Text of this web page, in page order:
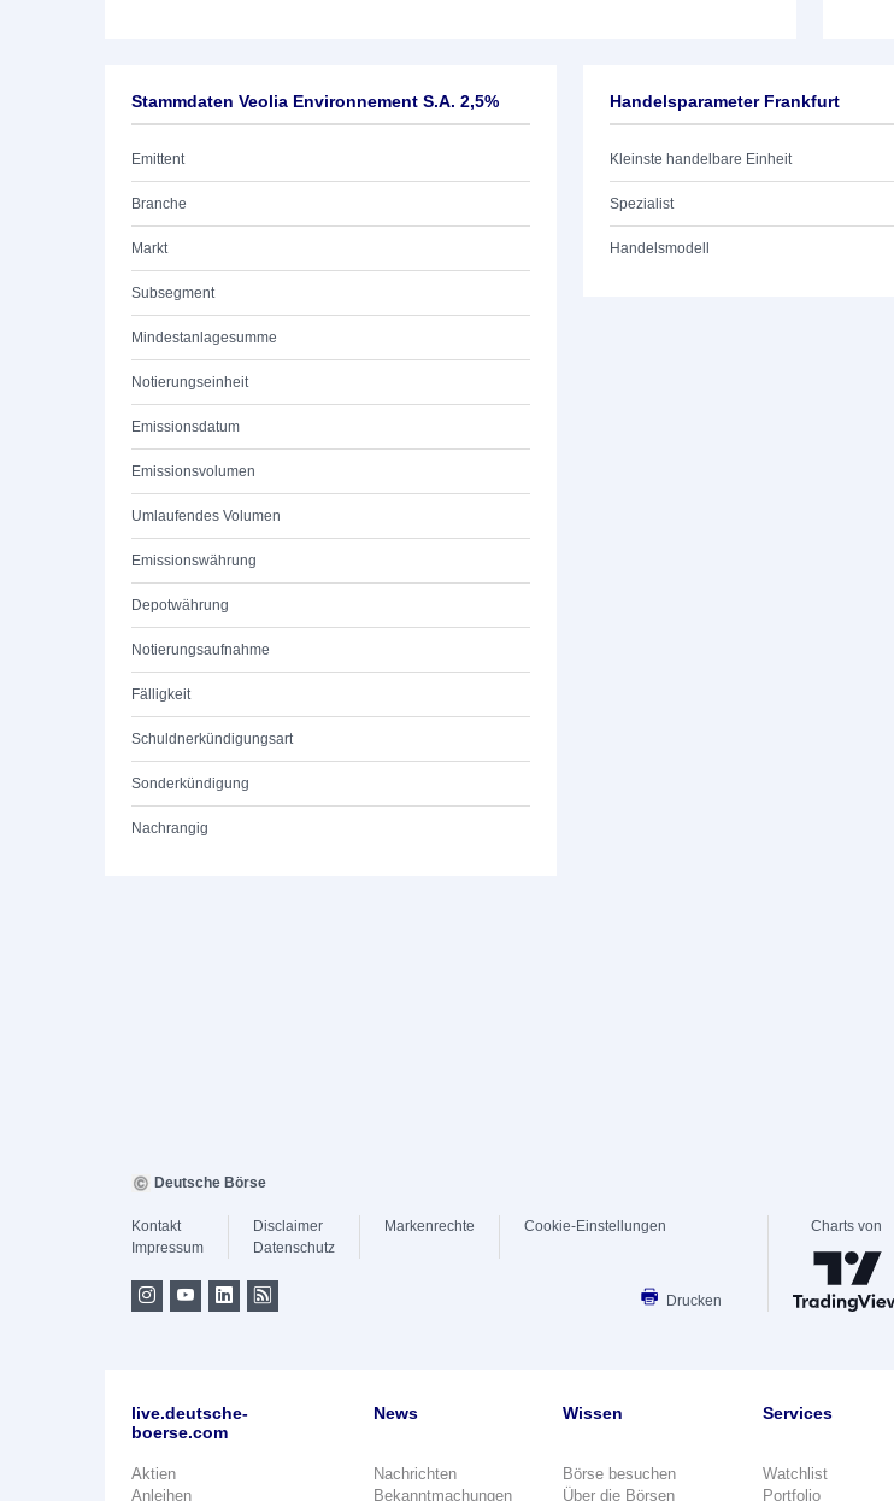
Stammdaten Veolia Environnement S.A. 2,5%
Emittent
Branche
Markt
Subsegment
Mindestanlagesumme
Notierungseinheit
Emissionsdatum
Emissionsvolumen
Umlaufendes Volumen
Emissionswährung
Depotwährung
Notierungsaufnahme
Fälligkeit
Schuldnerkündigungsart
Sonderkündigung
Nachrangig
Handelsparameter Frankfurt
Kleinste handelbare Einheit
Spezialist
Handelsmodell
Deutsche Börse
Kontakt
Impressum
Disclaimer
Datenschutz
Markenrechte Cookie-Einstellungen
Drucken
Charts von
live.deutsche-
boerse.com
Aktien
Anleihen
News
Nachrichten
Bekanntmachungen
Wissen
Börse besuchen
Über die Börsen
Services
Watchlist
Portfolio